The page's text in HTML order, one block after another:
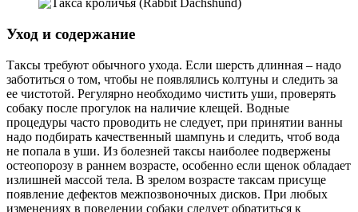
Уход и содержание
Таксы требуют обычного ухода. Если шерсть длинная – надо
заботиться о том, чтобы не появлялись колтуны и следить за
ее чистотой. Регулярно необходимо чистить уши, проверять
собаку после прогулок на наличие клещей. Водные
процедуры часто проводить не следует, при принятии ванны
надо подбирать качественный шампунь и следить, чтоб вода
не попала в уши. Из болезней таксы наиболее подвержены
остеопорозу в раннем возрасте, особенно если щенок обладает
излишней массой тела. В зрелом возрасте таксам присуще
появление дефектов межпозвоночных дисков. При любых
изменениях в поведении собаки следует обратиться к